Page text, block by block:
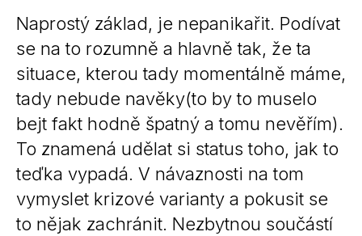
Naprostý základ, je nepanikařit. Podívat
se na to rozumně a hlavně tak, že ta
situace, kterou tady momentálně máme,
tady nebude navěky(to by to muselo
bejt fakt hodně špatný a tomu nevěřím).
To znamená udělat si status toho, jak to
teďka vypadá. V návaznosti na tom
vymyslet krizové varianty a pokusit se
to nějak zachránit. Nezbytnou součástí